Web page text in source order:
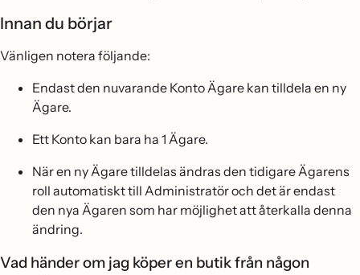
Innan du börjar
Vänligen notera följande:
Endast den nuvarande Konto Ägare kan tilldela en ny
Ägare.
Ett Konto kan bara ha 1 Ägare.
När en ny Ägare tilldelas ändras den tidigare Ägarens
roll automatiskt till Administratör och det är endast
den nya Ägaren som har möjlighet att återkalla denna
ändring.
Vad händer om jag köper en butik från någon